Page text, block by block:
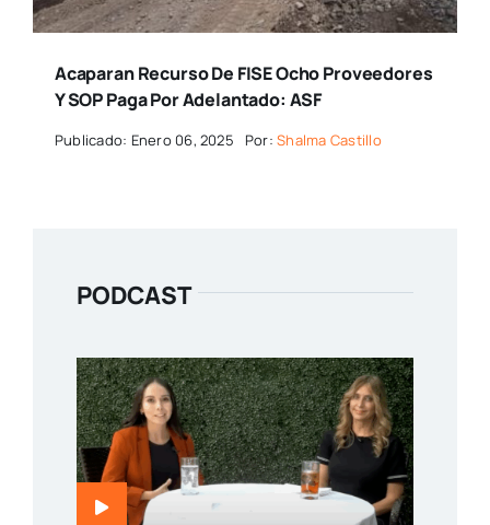
Acaparan Recurso De FISE Ocho Proveedores
Y SOP Paga Por Adelantado: ASF
Publicado: Enero 06, 2025 Por:Shalma Castillo
PODCAST